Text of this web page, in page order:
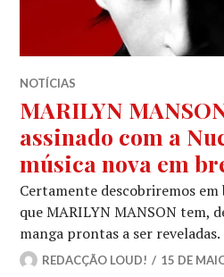
NOTÍCIAS
MARILYN
assinado com a
música nova em
Certamente descobriremos
que MARILYN MANSON tem,
manga prontas a ser reveladas.
REDACÇÃO LOUD! 15 DE